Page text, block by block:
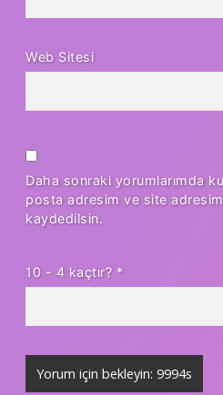
Web Sitesi
Daha sonraki yorumlarımda
posta adresim ve site adresim
kaydedilsin.
10 - 4 kaçtır? *